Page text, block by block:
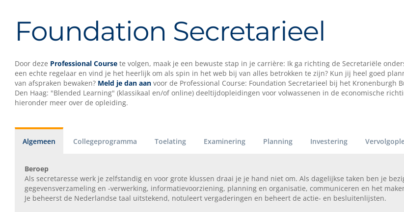
Foundation Secretarieel
Door deze Professional Course te volgen, maak je een bewuste stap in je carrière: Ik ga richting de Secretariële
een echte regelaar en vind je het heerlijk om als spin in het web bij van alles betrokken te zijn? Kun jij heel goed
van afspraken bewaken? Meld je dan aan voor de Professional Course: Foundation Secretarieel bij het Kronenburgh
Den Haag: "Blended Learning" (klassikaal en/of online) deeltijdopleidingen voor volwassenen in de economische
hieronder meer over de opleiding.
Algemeen Collegeprogramma Toelating Examinering Planning Investering
Beroep
Als secretaresse werk je zelfstandig en voor grote klussen draai je je hand niet om. Als dagelijkse taken ben je
gegevensverzameling en -verwerking, informatievoorziening, planning en organisatie, communiceren en het
Je beheerst de Nederlandse taal uitstekend, notuleert vergaderingen en beheert de actie- en besluitenlijsten.